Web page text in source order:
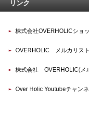
リンク
株式会社OVERHOLICショ
OVERHOLIC メルカリス
株式会社 OVERHOLIC(メ
Over Holic Youtubeチャン